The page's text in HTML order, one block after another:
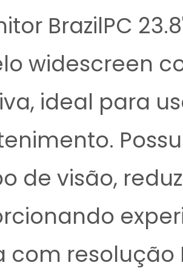
BrazilPC
widescreen
ideal para
de visão,
com resolução